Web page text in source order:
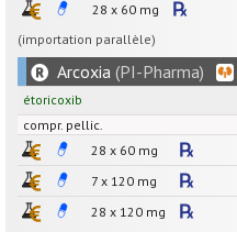
28 x 60 mg
(importation parallèle)
Arcoxia (PI-Pharma)
étoricoxib
compr. pellic.
28 x 60 mg
7 x 120 mg
28 x 120 mg